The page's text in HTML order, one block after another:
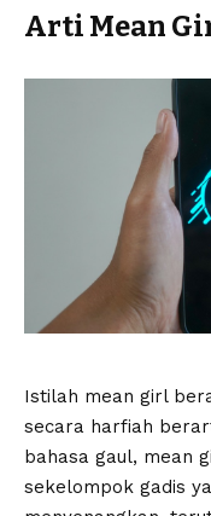
Arti Mean
Istilah mean girl
secara harfiah
bahasa gaul, mean
sekelompok gadis